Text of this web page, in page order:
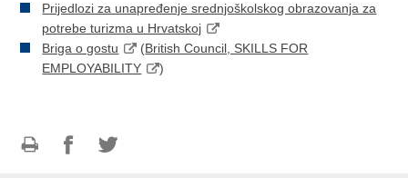
Prijedlozi za unapređenje srednjoškolskog obrazovanja za
potrebe turizma u Hrvatskoj
Briga o gostu
(British Council, SKILLS FOR
EMPLOYABILITY
)